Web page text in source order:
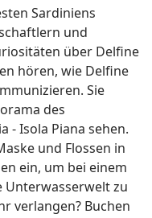
Sardiniens
und
über Delfine
hören, wie Delfine
Sie
des
- Isola Piana sehen.
und Flossen in
ein, um bei einem
zu
verlangen? Buchen